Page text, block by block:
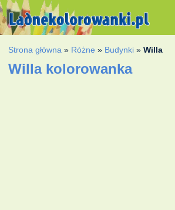
Strona główna » Różne » Budynki »Willa
Willa kolorowanka